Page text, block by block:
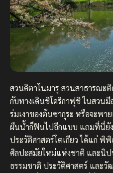
สวนคิตาโนมารุ สวนสาธารณะ
กับทางเดินชิโดริกาฟุชิ ในสวน
ร่มเงาของต้นซากุระ หรือจะพา
ผืนน้ำก็ฟินไปอีกแบบ แถมที่นี่ยั
ประวัติศาสตร์โตเกียว ได้แก่
ศิลปะสมัยใหม่แห่งชาติ และนิป
ธรรมชาติ ประวัติศาสตร์ และ